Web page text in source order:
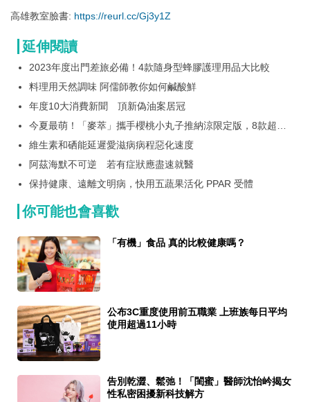
高雄教室臉書: https://reurl.cc/Gj3y1Z
延伸閱讀
2023年度出門差旅必備！4款隨身型蜂膠護理用品大比較
料理用天然調味 阿儒師教你如何鹹酸鮮
年度10大消費新聞 頂新偽油案居冠
今夏最萌！「麥萃」攜手櫻桃小丸子推納涼限定版，8款超萌
浴衣包裝，粉絲必收！還有限量聯名提袋！
維生素和硒能延遲愛滋病病程惡化速度
阿茲海默不可逆 若有症狀應盡速就醫
保持健康、遠離文明病，快用五蔬果活化 PPAR 受體
你可能也會喜歡
「有機」食品 真的比較健康嗎？
公布3C重度使用前五職業 上班族每日平均
使用超過11小時
告別乾澀、鬆弛！「閨蜜」醫師沈怡岒揭女
性私密困擾新科技解方